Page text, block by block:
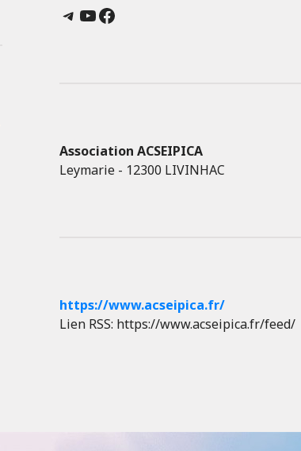
Telegram
YouTube
Facebook
Association ACSEIPICA
Leymarie - 12300 LIVINHAC
https://www.acseipica.fr/
Lien RSS: https://www.acseipica.fr/feed/